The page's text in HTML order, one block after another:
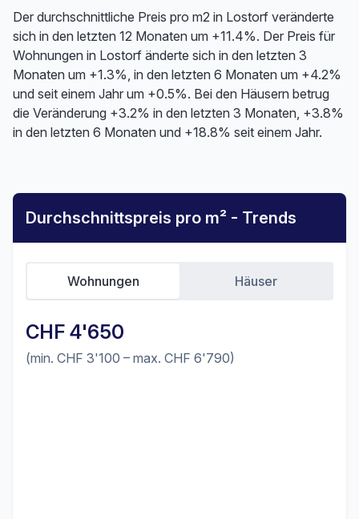
Der durchschnittliche Preis pro m2 in Lostorf veränderte
sich in den letzten 12 Monaten um +11.4%. Der Preis für
Wohnungen in Lostorf änderte sich in den letzten 3
Monaten um +1.3%, in den letzten 6 Monaten um +4.2%
und seit einem Jahr um +0.5%. Bei den Häusern betrug
die Veränderung +3.2% in den letzten 3 Monaten, +3.8%
in den letzten 6 Monaten und +18.8% seit einem Jahr.
Durchschnittspreis pro m² - Trends
CHF 4'650
(min. CHF 3'100 – max. CHF 6'790)
Wohnungen Häuser